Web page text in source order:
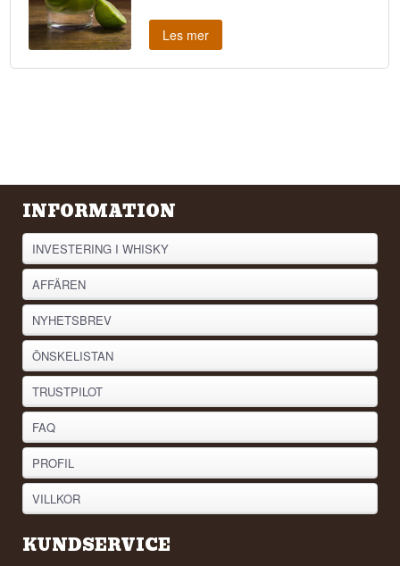
Les mer
INFORMATION
INVESTERING I WHISKY
AFFÄREN
NYHETSBREV
ÖNSKELISTAN
TRUSTPILOT
FAQ
PROFIL
VILLKOR
KUNDSERVICE